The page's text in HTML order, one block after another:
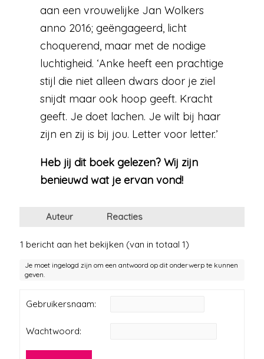
aan een vrouwelijke Jan Wolkers
anno 2016; geëngageerd, licht
choquerend, maar met de nodige
luchtigheid. ‘Anke heeft een prachtige
stijl die niet alleen dwars door je ziel
snijdt maar ook hoop geeft. Kracht
geeft. Je doet lachen. Je wilt bij haar
zijn en zij is bij jou. Letter voor letter.’
Heb jij dit boek gelezen? Wij zijn
benieuwd wat je ervan vond!
Auteur Reacties
1 bericht aan het bekijken (van in totaal 1)
Je moet ingelogd zijn om een antwoord op dit onderwerp te kunnen
geven.
Gebruikersnaam:
Wachtwoord: